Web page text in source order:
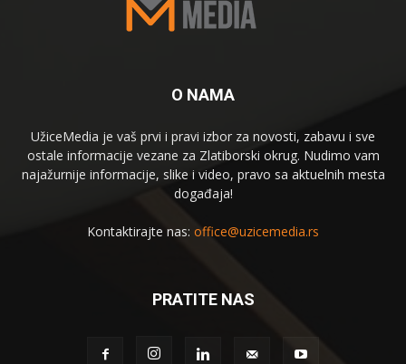
O NAMA
UžiceMedia je vaš prvi i pravi izbor za novosti, zabavu i sve
ostale informacije vezane za Zlatiborski okrug. Nudimo vam
najažurnije informacije, slike i video, pravo sa aktuelnih mesta
događaja!
Kontaktirajte nas: office@uzicemedia.rs
PRATITE NAS